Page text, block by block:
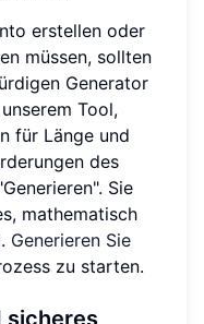
erstellen oder
müssen, sollten
Generator
Tool,
für Länge und
des
Sie
mathematisch
Generieren Sie
zu starten.
sicheres